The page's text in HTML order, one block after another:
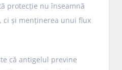
protecție nu înseamnă
ci și menținerea unui flux
că antigelul previne